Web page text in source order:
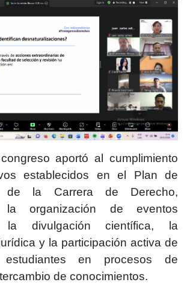
aportó al cumplimiento
establecidos en el Plan de
de la Carrera de Derecho,
la organización de eventos
la divulgación científica, la
y la participación activa de
en procesos de
de conocimientos.